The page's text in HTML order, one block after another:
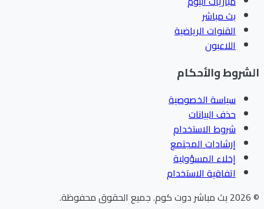
بث مباشر
القنوات الرياضية
اللاعبون
والأحكام
سياسة الخصوصية
حذف البيانات
شروط الاستخدام
إرشادات المجتمع
إخلاء المسؤولية
اتفاقية الاستخدام
بث مباشر دوت كوم.جميع الحقوق محفوظة.